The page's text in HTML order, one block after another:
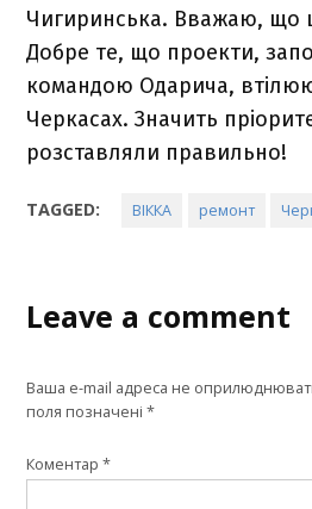
Чигиринська. Вважаю, що
Добре те, що проекти,
командою Одарича,
Черкасах. Значить
розставляли правильно!
TAGGED: ВІККА ремонт
Leave a comment
Ваша e-mail адреса не
поля позначені*
Коментар*